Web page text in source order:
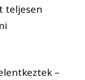
teljesen
–